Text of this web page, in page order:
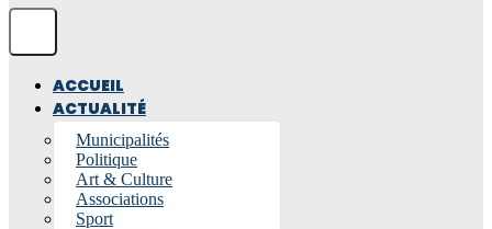
ACCUEIL
ACTUALITÉ
Municipalités
Politique
Art & Culture
Associations
Sport